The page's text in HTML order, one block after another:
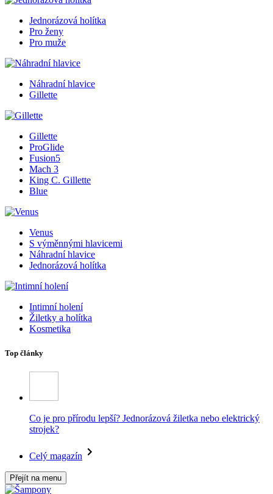
Jednorázová holítka
Pro ženy
Pro muže
Náhradní hlavice
Gillette
Gillette
ProGlide
Fusion5
Mach 3
King C. Gillette
Blue
Venus
S výměnnými hlavicemi
Náhradní hlavice
Jednorázová holítka
Intimní holení
Žiletky a holítka
Kosmetika
Top články
Co je pro přírodu lepší? Jednorázová žiletka nebo elektrický
strojek?
Celý magazín
Přejít na menu